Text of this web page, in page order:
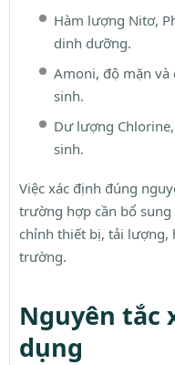
Hàm lượng Nitơ,
dinh dưỡng.
Amoni, độ mặn và
sinh.
Dư lượng
sinh.
Việc xác định đúng
trường hợp cần bổ
chỉnh thiết bị, tải lượng,
trường.
Nguyên tắc
dụng